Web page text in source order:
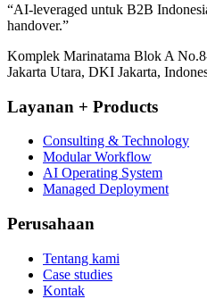
“AI-leveraged untuk B2B
handover.”
Komplek Marinatama Blok A
Jakarta Utara, DKI Jakarta,
Layanan + Products
Consulting & Technology
Modular Workflow
AI Operating System
Managed Deployment
Perusahaan
Tentang kami
Case studies
Kontak